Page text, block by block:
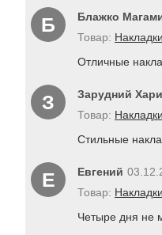
Б Блажко
Товар:
Отличные
З Зарудний
Товар:
Стильные
Е Евгений
Товар:
Четыре дня не